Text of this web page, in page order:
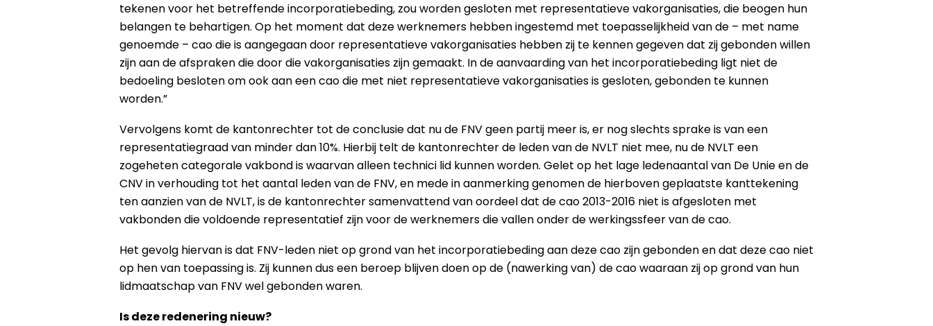
tekenen voor het betreffende incorporatiebeding, zou worden gesloten met representatieve vakorganisaties, die beogen hun
belangen te behartigen. Op het moment dat deze werknemers hebben ingestemd met toepasselijkheid van de – met name
genoemde – cao die is aangegaan door representatieve vakorganisaties hebben zij te kennen gegeven dat zij gebonden willen
zijn aan de afspraken die door die vakorganisaties zijn gemaakt. In de aanvaarding van het incorporatiebeding ligt niet de
bedoeling besloten om ook aan een cao die met niet representatieve vakorganisaties is gesloten, gebonden te kunnen
worden.”
Vervolgens komt de kantonrechter tot de conclusie dat nu de FNV geen partij meer is, er nog slechts sprake is van een
representatiegraad van minder dan 10%. Hierbij telt de kantonrechter de leden van de NVLT niet mee, nu de NVLT een
zogeheten categorale vakbond is waarvan alleen technici lid kunnen worden. Gelet op het lage ledenaantal van De Unie en de
CNV in verhouding tot het aantal leden van de FNV, en mede in aanmerking genomen de hierboven geplaatste kanttekening
ten aanzien van de NVLT, is de kantonrechter samenvattend van oordeel dat de cao 2013-2016 niet is afgesloten met
vakbonden die voldoende representatief zijn voor de werknemers die vallen onder de werkingssfeer van de cao.
Het gevolg hiervan is dat FNV-leden niet op grond van het incorporatiebeding aan deze cao zijn gebonden en dat deze cao niet
op hen van toepassing is. Zij kunnen dus een beroep blijven doen op de (nawerking van) de cao waaraan zij op grond van hun
lidmaatschap van FNV wel gebonden waren.
Is deze redenering nieuw?